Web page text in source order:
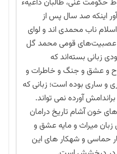
حکومت غنی، طالبان داعیهء
اینکه صد سال پس از
ناب محمدی اند و لوای
عصبیت‌های قومی محمد گل
زبانی بسته‌اند که
و عشق و جنگ و خاطرات و
و ساری بوده است؛ زبانی که
آورده نمی تواند.
خون آشام تاریخ درامان
زبان میراث و مایه عشق و
حماسی و شهکار های این